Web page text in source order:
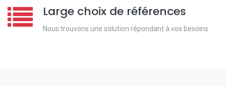
Large choix de références
Nous trouvons une solution répondant à vos besoins.